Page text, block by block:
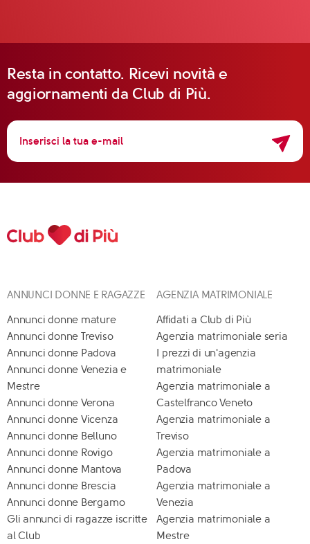
Resta in contatto. Ricevi novità e
aggiornamenti da Club di Più.
ANNUNCI DONNE E RAGAZZE
Annunci donne mature
Annunci donne Treviso
Annunci donne Padova
Annunci donne Venezia e
Mestre
Annunci donne Verona
Annunci donne Vicenza
Annunci donne Belluno
Annunci donne Rovigo
Annunci donne Mantova
Annunci donne Brescia
Annunci donne Bergamo
Gli annunci di ragazze iscritte
al Club
AGENZIA MATRIMONIALE
Affidati a Club di Più
Agenzia matrimoniale seria
I prezzi di un'agenzia
matrimoniale
Agenzia matrimoniale a
Castelfranco Veneto
Agenzia matrimoniale a
Treviso
Agenzia matrimoniale a
Padova
Agenzia matrimoniale a
Venezia
Agenzia matrimoniale a
Mestre